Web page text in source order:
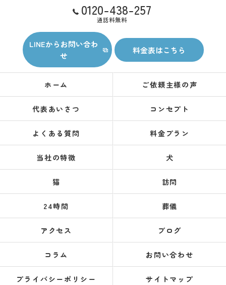
0120-438-257
通話料無料
LINEからお問い合わ
せ
料金表はこちら
ホーム ご依頼主様の声
代表あいさつ コンセプト
よくある質問 料金プラン
当社の特徴 犬
猫 訪問
24時間 葬儀
アクセス ブログ
コラム お問い合わせ
プライバシーポリシー サイトマップ